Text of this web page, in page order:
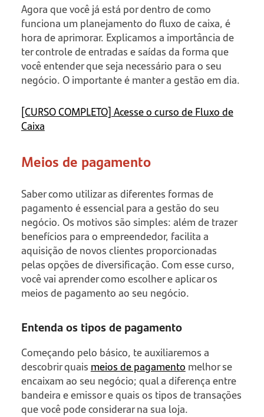
Agora que você já está por dentro de como
funciona um planejamento do fluxo de caixa, é
hora de aprimorar. Explicamos a importância de
ter controle de entradas e saídas da forma que
você entender que seja necessário para o seu
negócio. O importante é manter a gestão em dia.
[CURSO COMPLETO] Acesse o curso de Fluxo de
Caixa
Meios de pagamento
Saber como utilizar as diferentes formas de
pagamento é essencial para a gestão do seu
negócio. Os motivos são simples: além de trazer
benefícios para o empreendedor, facilita a
aquisição de novos clientes proporcionadas
pelas opções de diversificação. Com esse curso,
você vai aprender como escolher e aplicar os
meios de pagamento ao seu negócio.
Entenda os tipos de pagamento
Começando pelo básico, te auxiliaremos a
descobrir quais meios de pagamento melhor se
encaixam ao seu negócio; qual a diferença entre
bandeira e emissor e quais os tipos de transações
que você pode considerar na sua loja.